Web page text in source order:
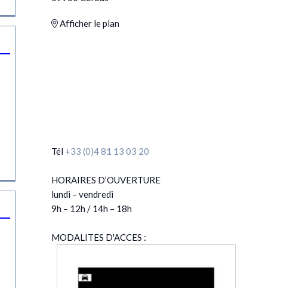
Afficher le plan
Tél +33 (0)4 81 13 03 20
HORAIRES D’OUVERTURE
lundi – vendredi
9h – 12h / 14h – 18h
MODALITES D'ACCES :